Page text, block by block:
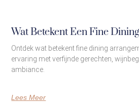
Wat Betekent Een Fine
Ontdek wat betekent fine dining
ervaring met verfijnde gerechten,
ambiance.
Lees Meer